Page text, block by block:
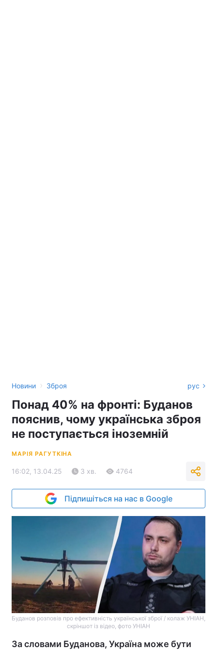
Новини › Зброя рус
Понад 40% на фронті: Буданов
пояснив, чому українська зброя
не поступається іноземній
МАРІЯ РАГУТКІНА
16:02, 13.04.25 3 хв. 4764
Підпишіться на нас в Google
Буданов розповів про ефективність української зброї / колаж УНІАН,
скріншот із відео, фото УНІАН
За словами Буданова, Україна може бути